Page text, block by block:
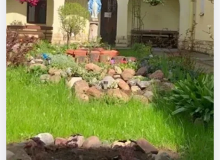
Города
Площадки
Артисты
Рейтинги